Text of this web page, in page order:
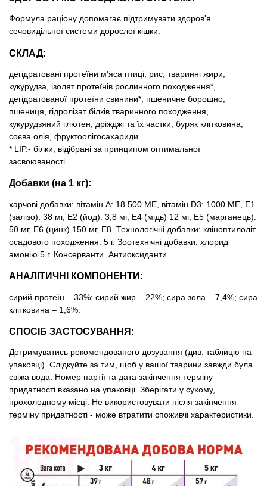
Формула раціону допомагає підтримувати здоров'я
сечовидільної системи дорослої кішки.
СКЛАД:
дегідратовані протеїни м'яса птиці, рис, тваринні жири,
кукурудза, ізолят протеїнів рослинного походження*,
дегідратованої протеїни свинини*, пшеничне борошно,
пшениця, гідролізат білків тваринного походження,
кукурудзяний глютен, дріжджі та їх частки, буряк клітковина,
соєва олія, фруктоолігосахариди.
* LIP.- білки, відібрані за принципом оптимальної
засвоюваності.
Добавки (на 1 кг):
харчові добавки: вітамін A: 18 500 MЕ, вітамін D3: 1000 MЕ, E1
(залізо): 38 мг, E2 (йод): 3,8 мг, E4 (мідь) 12 мг, E5 (марганець):
50 мг, E6 (цинк) 150 мг, E8. Технологічні добавки: кліноптилоліт
осадового походження: 5 г. Зоотехнічні добавки: хлорид
амонію 5 г. Консерванти. Антиоксиданти.
АНАЛІТИЧНІ КОМПОНЕНТИ:
сирий протеїн – 33%; сирий жир – 22%; сира зола – 7,4%; сира
клітковина – 1,6%.
СПОСІБ ЗАСТОСУВАННЯ:
Дотримуватись рекомендованого дозування (див. таблицю на
упаковці). Слідкуйте за тим, щоб у вашої тварини завжди була
свіжа вода. Номер партії та дата закінчення терміну
придатності вказано на упаковці. Зберігати у сухому,
прохолодному місці. Не використовувати після закінчення
терміну придатності - може втратити споживчі характеристики.